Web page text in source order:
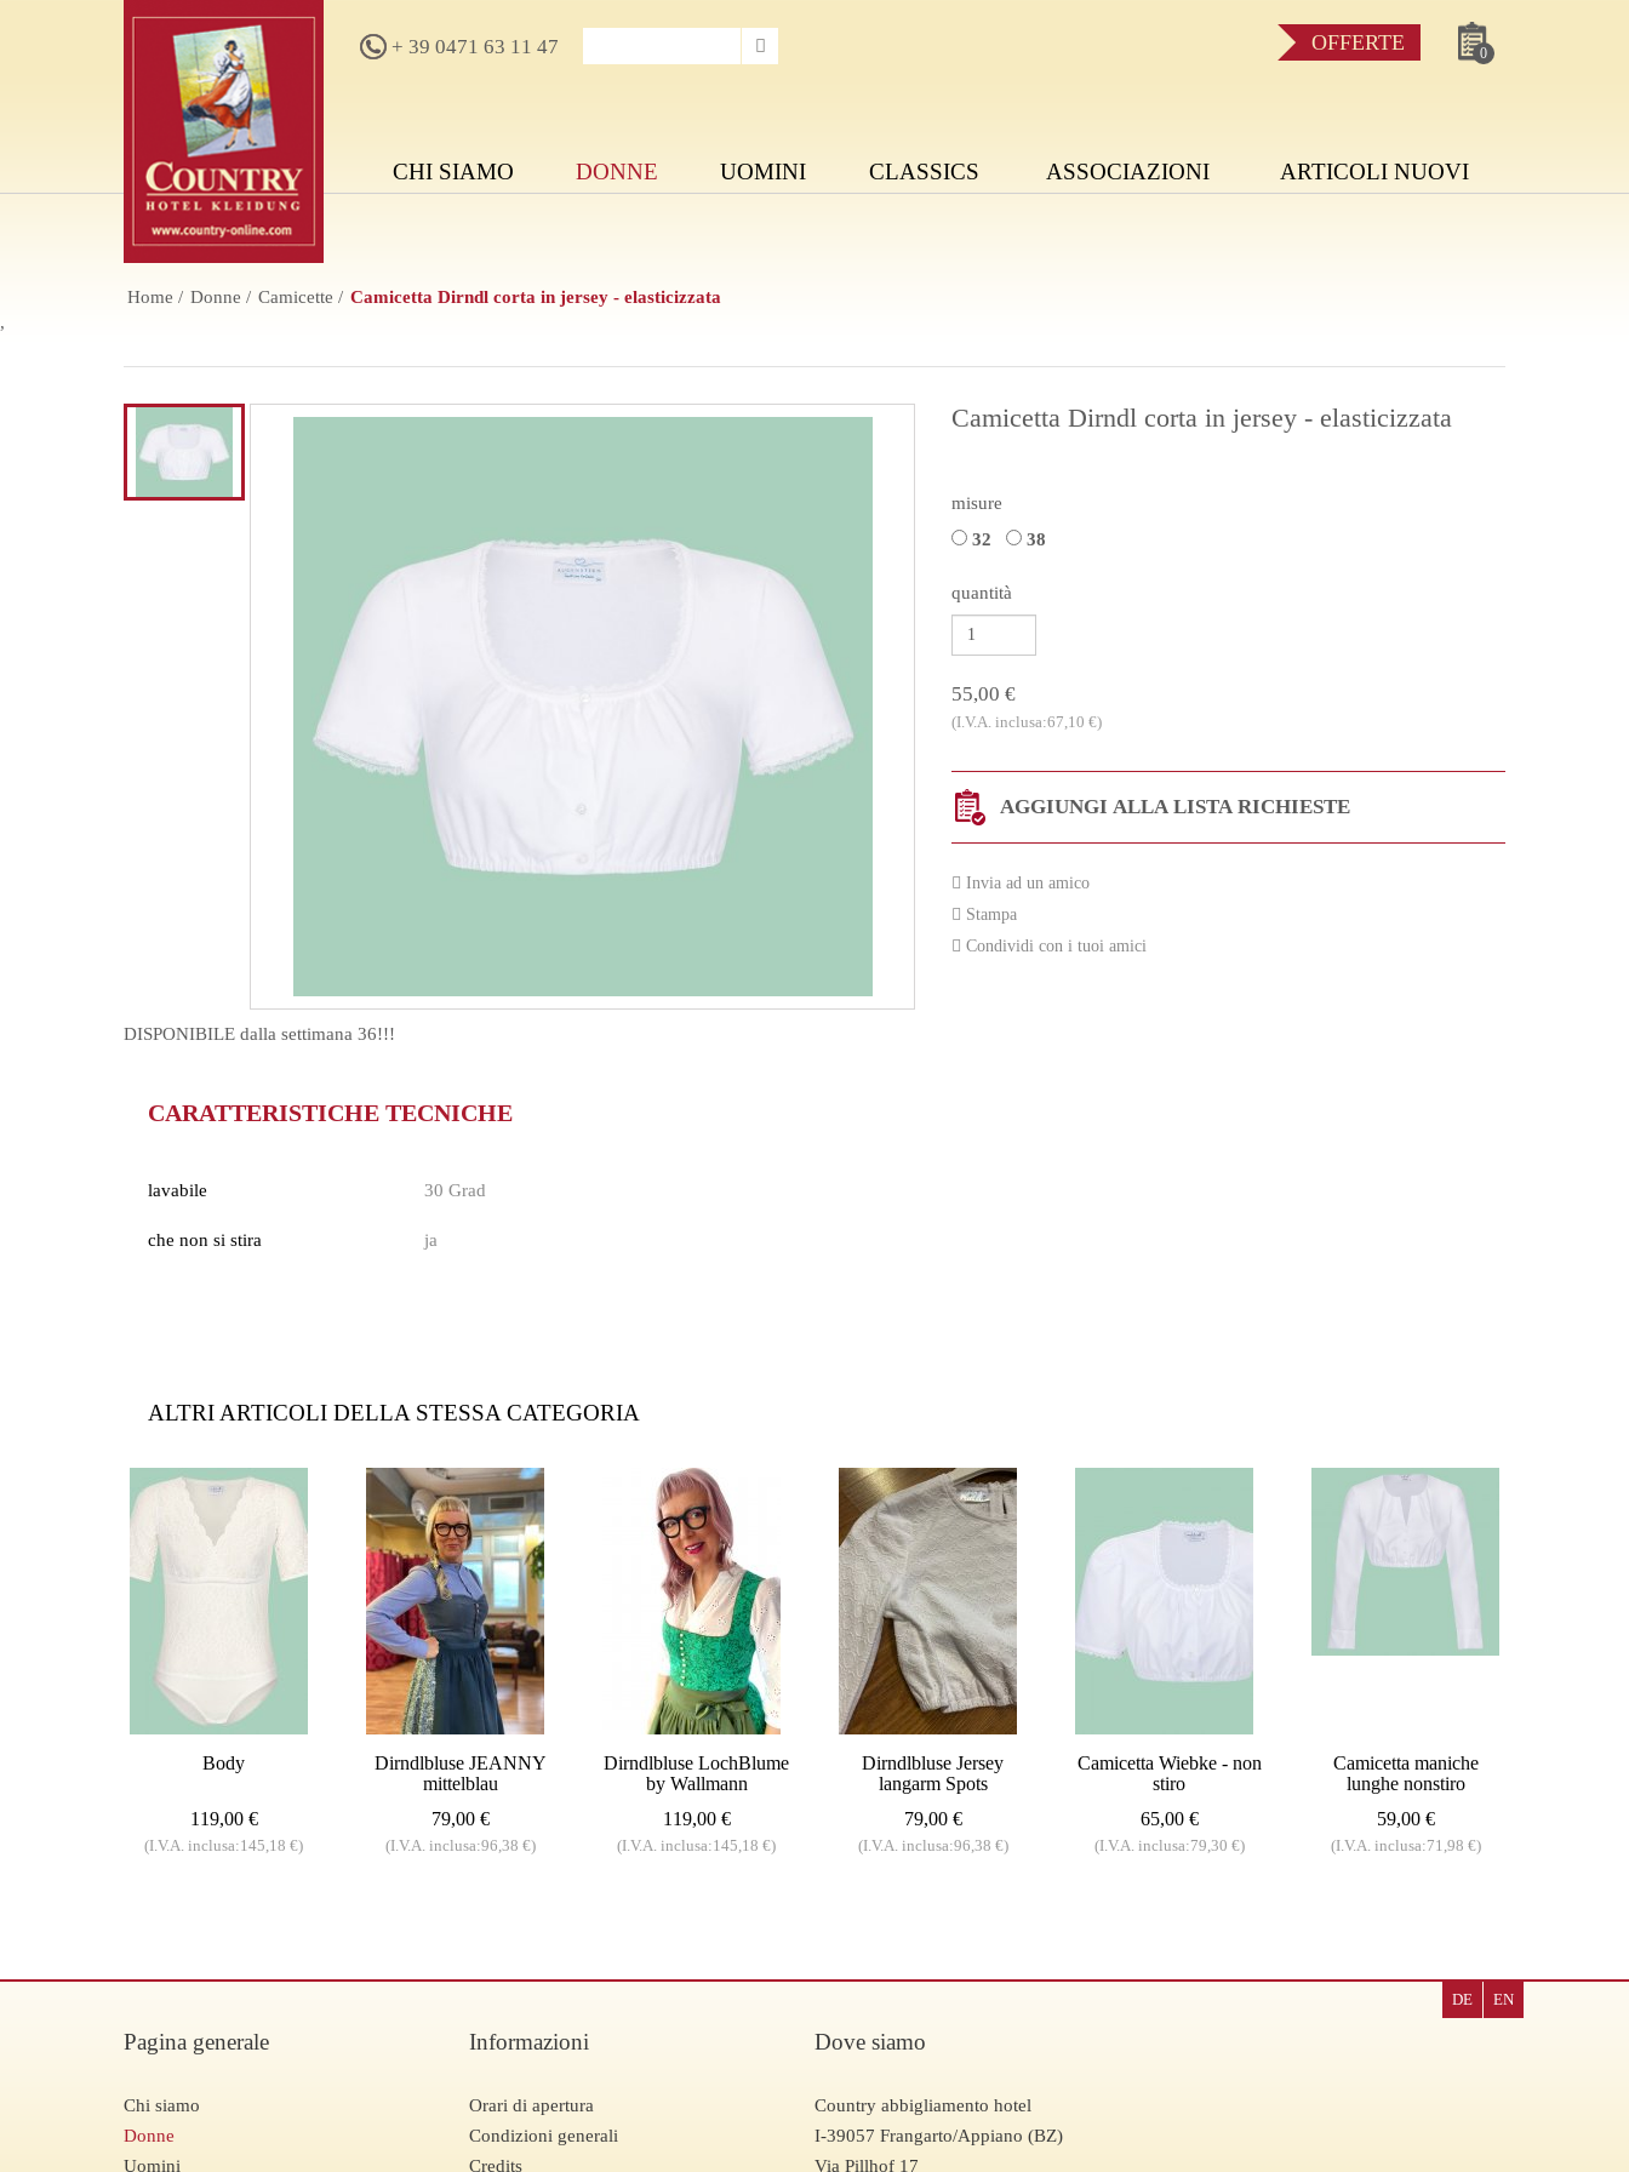
+ 39 0471 63 11 47 OFFERTE 0
CHI SIAMO DONNE UOMINI CLASSICS ASSOCIAZIONI ARTICOLI NUOVI
Home Donne Camicette
Camicetta Dirndl corta in jersey - elasticizzata
,
Camicetta Dirndl corta in jersey - elasticizzata
misure
32
38
quantità
55,00 €
(I.V.A. inclusa:67,10 €)
AGGIUNGI ALLA LISTA RICHIESTE
Invia ad un amico
Stampa
Condividi con i tuoi amici
DISPONIBILE dalla settimana 36!!!
CARATTERISTICHE TECNICHE
lavabile 30 Grad
che non si stira ja
ALTRI ARTICOLI DELLA STESSA CATEGORIA
Body
119,00 €
(I.V.A. inclusa:145,18 €)
Dirndlbluse JEANNY
mittelblau
79,00 €
(I.V.A. inclusa:96,38 €)
Dirndlbluse LochBlume
by Wallmann
119,00 €
(I.V.A. inclusa:145,18 €)
Dirndlbluse Jersey
langarm Spots
79,00 €
(I.V.A. inclusa:96,38 €)
Camicetta Wiebke - non
stiro
65,00 €
(I.V.A. inclusa:79,30 €)
Camicetta maniche
lunghe nonstiro
59,00 €
(I.V.A. inclusa:71,98 €)
DE EN
Pagina generale
Chi siamo
Donne
Uomini
Informazioni
Orari di apertura
Condizioni generali
Credits
Dove siamo
Country abbigliamento hotel
I-39057 Frangarto/Appiano (BZ)
Via Pillhof 17